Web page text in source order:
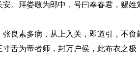
安。拜娄敬为郎中，号曰奉春君，赐姓
素多病，从上入关，即道引，不食
寸舌为帝者师，封万户侯，此布衣之